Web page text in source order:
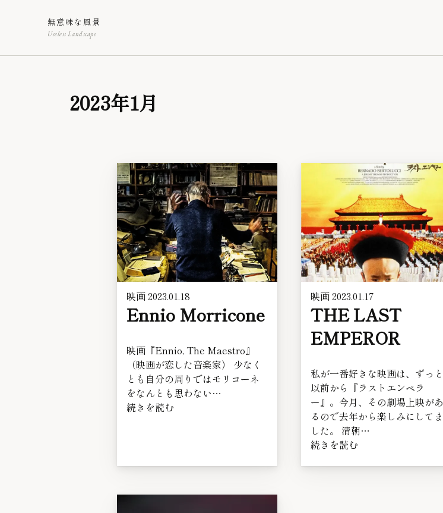
無意味な風景
Useless Landscape
2023年1月
映画2023.01.18
Ennio Morricone
映画『Ennio, The Maestro』
（映画が恋した音楽家） 少なく
とも自分の周りではモリコーネ
をなんとも思わない…
続きを読む
映画2023.01.17
THE LAST
EMPEROR
私が一番好きな映画は、ずっと
以前から『ラストエンペラ
ー』。今月、その劇場上映があ
るので去年から楽しみにしてま
した。 清朝…
続きを読む